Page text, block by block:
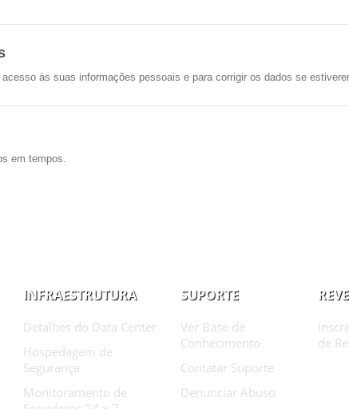
às suas informações pessoais e para corrigir os dados se
em tempos.
INFRAESTRUTURA
Detalhes do Data Center
Hospedagem de
Segurança
Monitoramento de
SUPORTE
Ver Base de
Conhecimento
Contatar Suporte
Denunciar Abuso
de